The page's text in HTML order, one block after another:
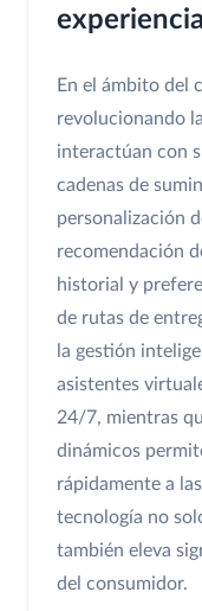
En el ámbito del
revolucionando
interactúan con
cadenas de
personalización
recomendación
historial y
de rutas de
la gestión
asistentes
24/7, mientras
dinámicos
rápidamente a
tecnología no
también eleva
del consumidor.